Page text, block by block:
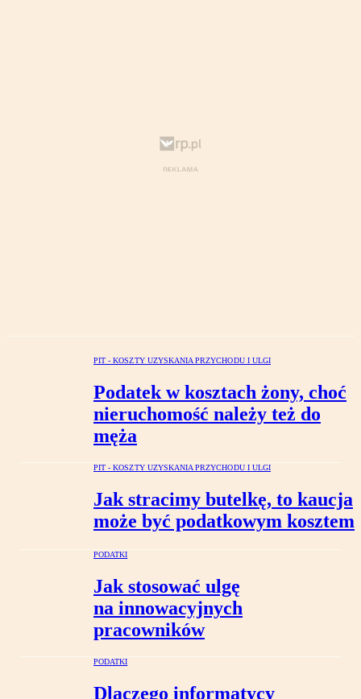
PIT - KOSZTY UZYSKANIA PRZYCHODU I ULGI
Podatek w kosztach żony, choć
nieruchomość należy też do
męża
PIT - KOSZTY UZYSKANIA PRZYCHODU I ULGI
Jak stracimy butelkę, to kaucja
może być podatkowym kosztem
PODATKI
Jak stosować ulgę
na innowacyjnych
pracowników
PODATKI
Dlaczego informatycy